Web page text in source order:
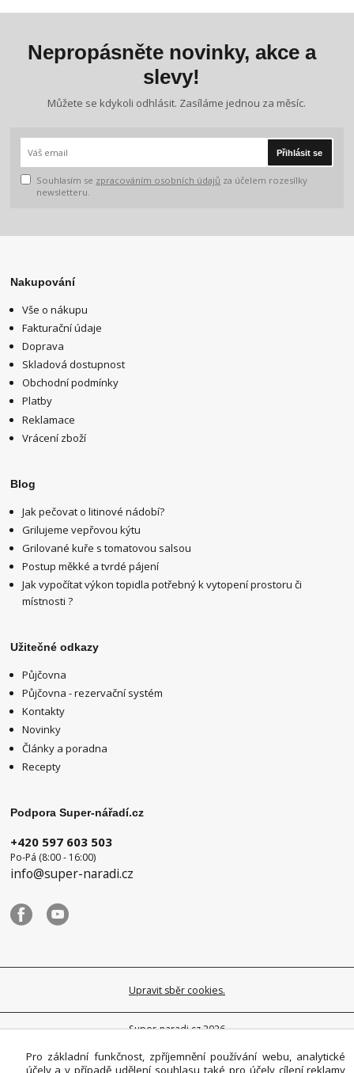
Nepropásněte novinky, akce a
slevy!
Můžete se kdykoli odhlásit. Zasíláme jednou za měsíc.
Přihlásit se
Souhlasím se zpracováním osobních údajů za účelem rozesílky
newsletteru.
Nakupování
Vše o nákupu
Fakturační údaje
Doprava
Skladová dostupnost
Obchodní podmínky
Platby
Reklamace
Vrácení zboží
Blog
Jak pečovat o litinové nádobí?
Grilujeme vepřovou kýtu
Grilované kuře s tomatovou salsou
Postup měkké a tvrdé pájení
Jak vypočítat výkon topidla potřebný k vytopení prostoru či
místnosti ?
Užitečné odkazy
Půjčovna
Půjčovna - rezervační systém
Kontakty
Novinky
Články a poradna
Recepty
Podpora Super-nářadí.cz
+420 597 603 503
Po-Pá (8:00 - 16:00)
info@super-naradi.cz
Upravit sběr cookies.
Super-naradi.cz 2026
Pro základní funkčnost, zpříjemnění používání webu, analytické
účely a v případě udělení souhlasu také pro účely cílení reklamy